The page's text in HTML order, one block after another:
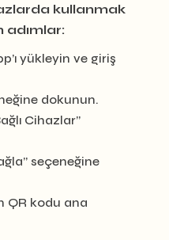
kullanmak
adımlar:
yükleyin ve giriş
dokunun.
Cihazlar”
seçeneğine
QR kodu ana